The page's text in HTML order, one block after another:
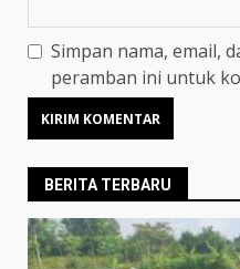
Simpan nama, email,
peramban ini untuk
BERITA TERBARU